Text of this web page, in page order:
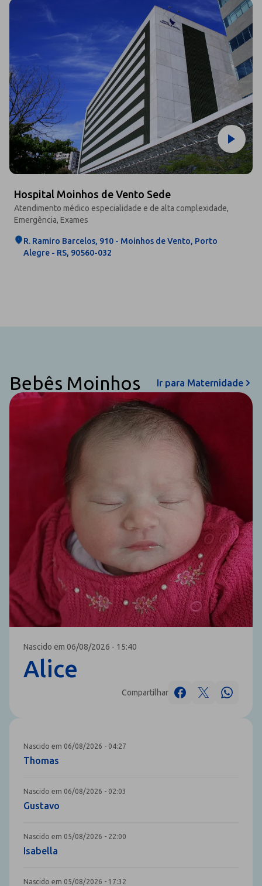
Hospital Moinhos de Vento Sede
Atendimento médico especialidade e de alta complexidade,
Emergência, Exames
R. Ramiro Barcelos, 910 - Moinhos de Vento, Porto
Alegre - RS, 90560-032
Bebês Moinhos Ir para Maternidade
Nascido em 06/08/2026 - 15:40
Alice
Compartilhar
Nascido em 06/08/2026 - 04:27
Thomas
Nascido em 06/08/2026 - 02:03
Gustavo
Nascido em 05/08/2026 - 22:00
Isabella
Nascido em 05/08/2026 - 17:32